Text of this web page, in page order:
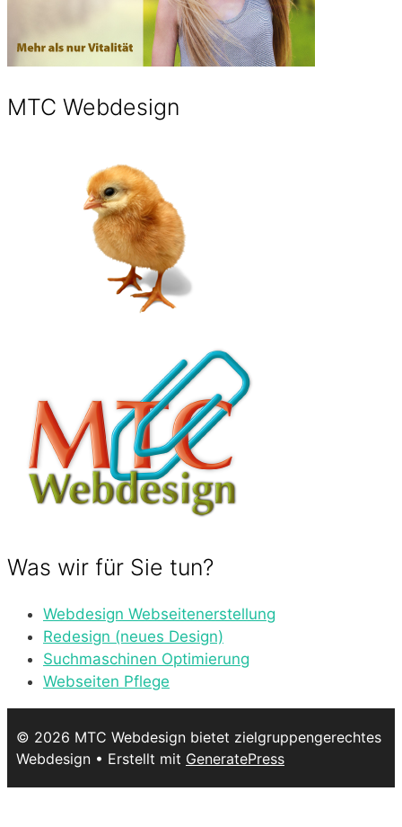
MTC Webdesign
Was wir für Sie tun?
Webdesign Webseitenerstellung
Redesign (neues Design)
Suchmaschinen Optimierung
Webseiten Pflege
© 2026 MTC Webdesign bietet zielgruppengerechtes
Webdesign • Erstellt mit GeneratePress